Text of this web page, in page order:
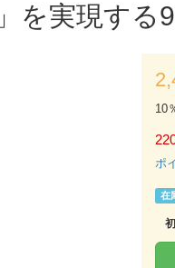
を実現する
10
ポ
在